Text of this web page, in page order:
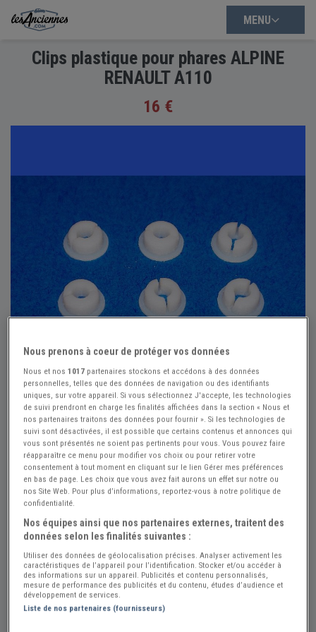
MENU
Clips plastique pour phares ALPINE
RENAULT A110
16 €
Réf : A319982 Actualisée le : 23/07/2026
Clips plastique pour phares ALPINE
RENAULT A110
Créer une alerte Pièces ALPINE RENA...
16 €
Nous prenons à coeur de protéger vos données
Nous et nos1017 partenaires stockons et accédons à des données
personnelles, telles que des données de navigation ou des identifiants
uniques, sur votre appareil. Si vous sélectionnez J'accepte, les technologies
de suivi prendront en charge les finalités affichées dans la section « Nous et
nos partenaires traitons des données pour fournir ». Si les technologies de
suivi sont désactivées, il est possible que certains contenus et annonces qui
vous sont présentés ne soient pas pertinents pour vous. Vous pouvez faire
réapparaître ce menu pour modifier vos choix ou pour retirer votre
consentement à tout moment en cliquant sur le lien Gérer mes préférences
en bas de page. Les choix que vous avez fait aurons un effet sur notre ou
nos Site Web. Pour plus d’informations, reportez-vous à notre politique de
confidentialité.
Nos équipes ainsi que nos partenaires externes, traitent des
données selon les finalités suivantes :
Utiliser des données de géolocalisation précises. Analyser activement les
caractéristiques de l’appareil pour l’identification. Stocker et/ou accéder à
des informations sur un appareil. Publicités et contenu personnalisés,
mesure de performance des publicités et du contenu, études d’audience et
développement de services.
Liste de nos partenaires (fournisseurs)